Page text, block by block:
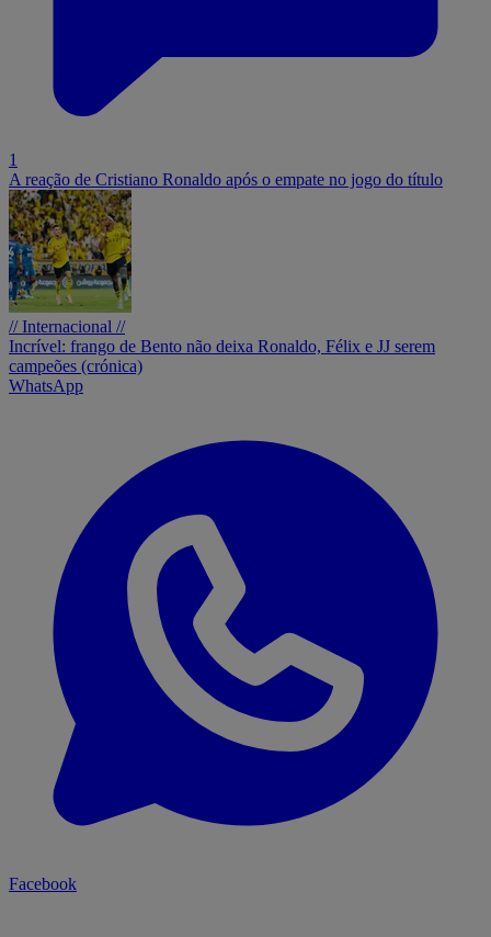
1
A reação de Cristiano Ronaldo após o empate no jogo do título
// Internacional //
Incrível: frango de Bento não deixa Ronaldo, Félix e JJ serem
campeões (crónica)
WhatsApp
Facebook